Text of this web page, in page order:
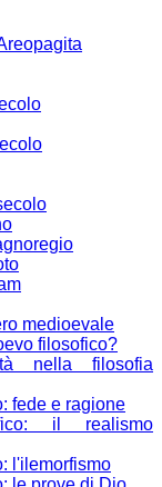
medioevale
filosofico?
nella filosofia
fede e ragione
il realismo
l'ilemorfismo